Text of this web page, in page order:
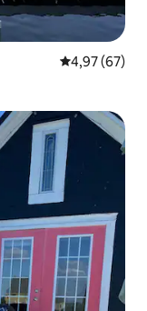
Prosječna
4,97 (67)